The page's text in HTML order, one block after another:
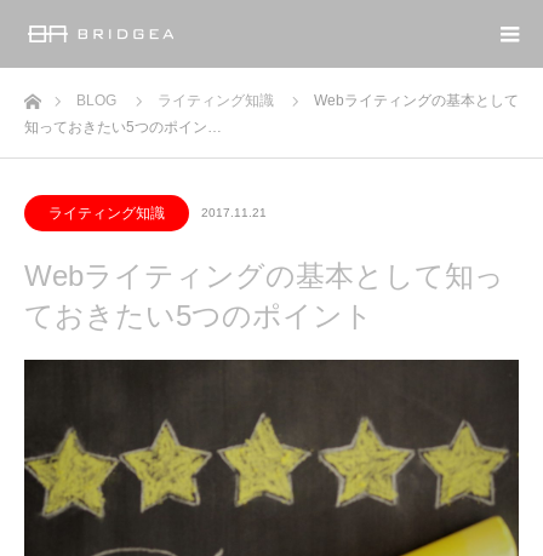
ホームBLOG ライティング知識
Webライティングの基本として
知っておきたい5つのポイン…
ライティング知識 2017.11.21
Webライティングの基本として知っ
ておきたい5つのポイント